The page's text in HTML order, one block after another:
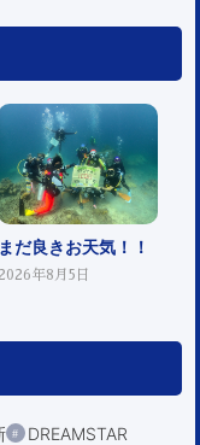
まだ良きお天気！！
2026年8月5日
DREAMSTAR